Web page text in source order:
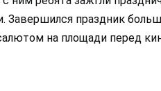
Завершился праздник
на площади перед